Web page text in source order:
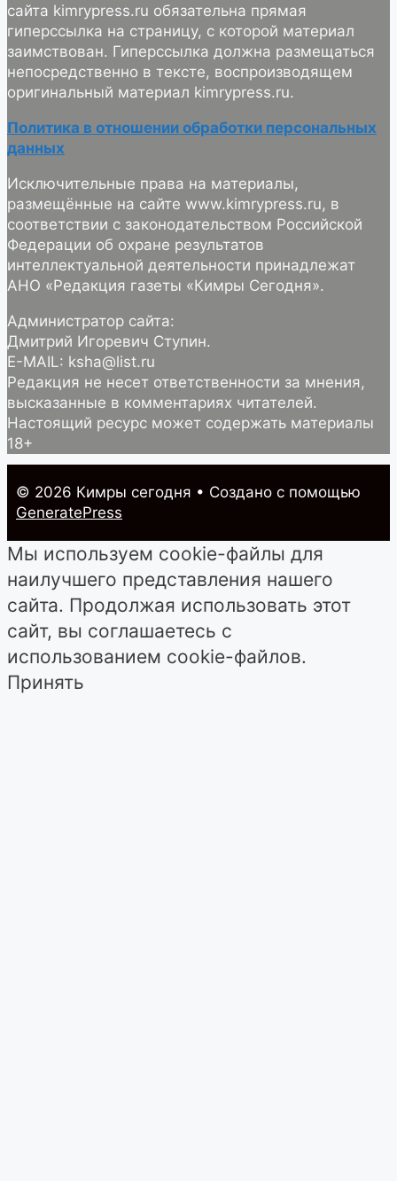
сайта kimrypress.ru обязательна прямая
гиперссылка на страницу, с которой материал
заимствован. Гиперссылка должна размещаться
непосредственно в тексте, воспроизводящем
оригинальный материал kimrypress.ru.
Политика в отношении обработки персональных
данных
Исключительные права на материалы,
размещённые на сайте www.kimrypress.ru, в
соответствии с законодательством Российской
Федерации об охране результатов
интеллектуальной деятельности принадлежат
АНО «Редакция газеты «Кимры Сегодня».
Администратор сайта:
Дмитрий Игоревич Ступин.
E-MAIL: ksha@list.ru
Редакция не несет ответственности за мнения,
высказанные в комментариях читателей.
Настоящий ресурс может содержать материалы
18+
© 2026 Кимры cегодня • Создано с помощью
GeneratePress
Мы используем cookie-файлы для
наилучшего представления нашего
сайта. Продолжая использовать этот
сайт, вы соглашаетесь с
использованием cookie-файлов.
Принять